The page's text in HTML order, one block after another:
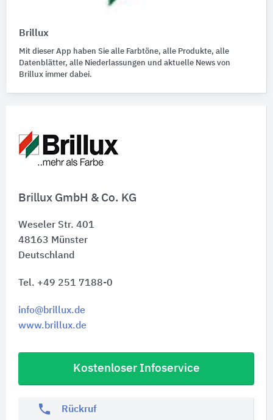
Brillux GmbH & Co. KG
Weseler Str. 401
48163 Münster
Deutschland
Tel. +49 251 7188-0
info@brillux.de
www.brillux.de
Kostenloser Infoservice
phone Rückruf
Brillux
Mit dieser App haben Sie alle Farbtöne, alle Produkte, alle
Datenblätter, alle Niederlassungen und aktuelle News von
Brillux immer dabei.